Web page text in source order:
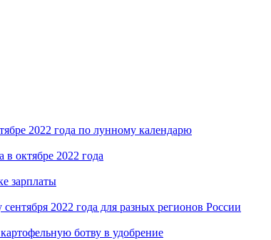
2022 года по лунному календарю
октябре 2022 года
зарплаты
2022 года для разных регионов России
ботву в удобрение